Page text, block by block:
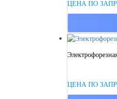
ЦЕНА ПО
ЦЕНА ПО